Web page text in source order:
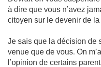
à dire que vous n’avez
citoyen sur le devenir de
Je sais que la décision de
venue que de vous. On
l’opinion de certains